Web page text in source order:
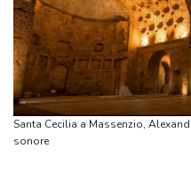
Santa Cecilia a Massenzio,
sonore